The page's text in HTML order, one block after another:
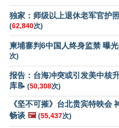
独家：师级以上退休老军官护
(62,840次)
柬埔寨判6中国人终身监禁 曝
次)
报告：台海冲突或引发美中核
库📝 (50,308次)
《坚不可摧》台北贵宾特映会
畅谈 🖼️ (55,437次)